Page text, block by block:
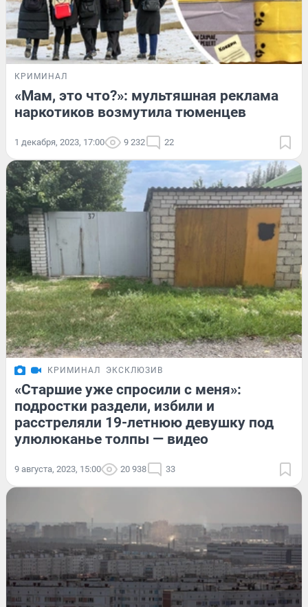
КРИМИНАЛ
«Мам, это что?»: мультяшная реклама
наркотиков возмутила тюменцев
1 декабря, 2023, 17:00 9 232 22
КРИМИНАЛ ЭКСКЛЮЗИВ
«Старшие уже спросили с меня»:
подростки раздели, избили и
расстреляли 19-летнюю девушку под
улюлюканье толпы — видео
9 августа, 2023, 15:00 20 938 33